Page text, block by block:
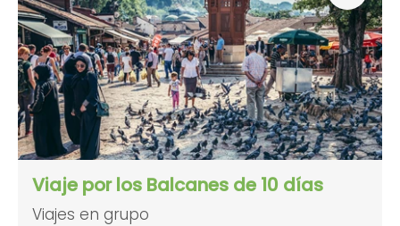
Viaje por los Balcanes de 10 días
Viajes en grupo